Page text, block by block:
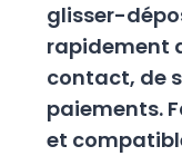
glisser-
rapidement
contact, de
paiements.
et